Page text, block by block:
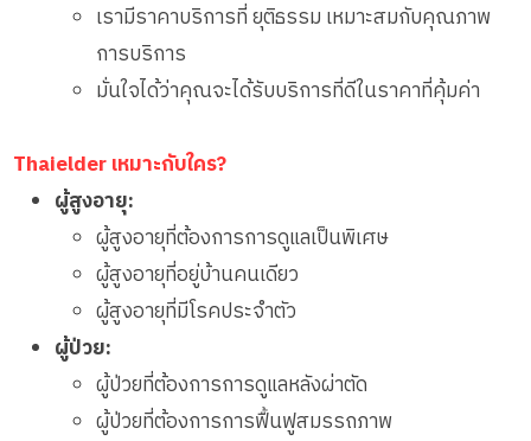
เรามีราคาบริการที่ ยุติธรรม เหมาะสมกับคุณภาพ
การบริการ
มั่นใจได้ว่าคุณจะได้รับบริการที่ดีในราคาที่คุ้มค่า
Thaielder เหมาะกับใคร?
ผู้สูงอายุ:
ผู้สูงอายุที่ต้องการการดูแลเป็นพิเศษ
ผู้สูงอายุที่อยู่บ้านคนเดียว
ผู้สูงอายุที่มีโรคประจำตัว
ผู้ป่วย:
ผู้ป่วยที่ต้องการการดูแลหลังผ่าตัด
ผู้ป่วยที่ต้องการการฟื้นฟูสมรรถภาพ